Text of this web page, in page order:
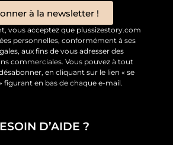
à la newsletter !
vous acceptez que plussizestory.com
personnelles, conformément à ses
aux fins de vous adresser des
commerciales. Vous pouvez à tout
en cliquant sur le lien « se
figurant en bas de chaque e-mail.
D’AIDE ?